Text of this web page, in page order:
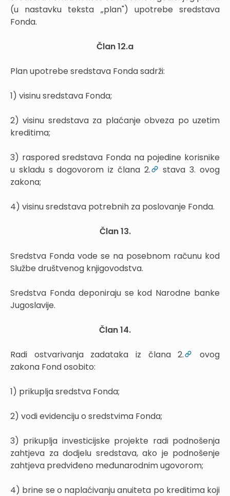
(u nastavku teksta „plan") upotrebe sredstava
Fonda.
Član 12.a
Plan upotrebe sredstava Fonda sadrži:
1) visinu sredstava Fonda;
2) visinu sredstava za plaćanje obveza po uzetim
kreditima;
3) raspored sredstava Fonda na pojedine korisnike
u skladu s dogovorom iz člana 2.
stava 3. ovog
zakona;
4) visinu sredstava potrebnih za poslovanje Fonda.
Član 13.
Sredstva Fonda vode se na posebnom računu kod
Službe društvenog knjigovodstva.
Sredstva Fonda deponiraju se kod Narodne banke
Jugoslavije.
Član 14.
Radi ostvarivanja zadataka iz člana 2.
ovog
zakona Fond osobito:
1) prikuplja sredstva Fonda;
2) vodi evidenciju o sredstvima Fonda;
3) prikuplja investicijske projekte radi podnošenja
zahtjeva za dodjelu sredstava, ako je podnošenje
zahtjeva predviđeno međunarodnim ugovorom;
4) brine se o naplaćivanju anuiteta po kreditima koji